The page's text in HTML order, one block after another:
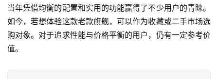
当年凭借均衡的配置和实用的功能赢得了不少用户的青睐。
如今，若想体验这款老款旗舰，可以作为收藏或二手市场选
购对象。对于追求性能与价格平衡的用户，仍有一定参考价
值。